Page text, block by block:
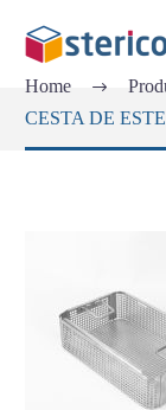
Home
CESTA DE